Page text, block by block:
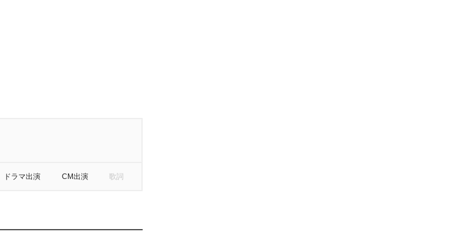
ドラマ出演 CM出演 歌詞